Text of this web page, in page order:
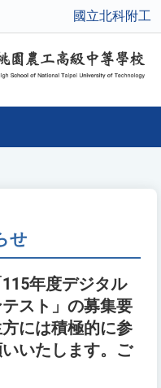
國立北科附工
せ
年度デジタル
スト」の募集要
には積極的に参
いたします。ご